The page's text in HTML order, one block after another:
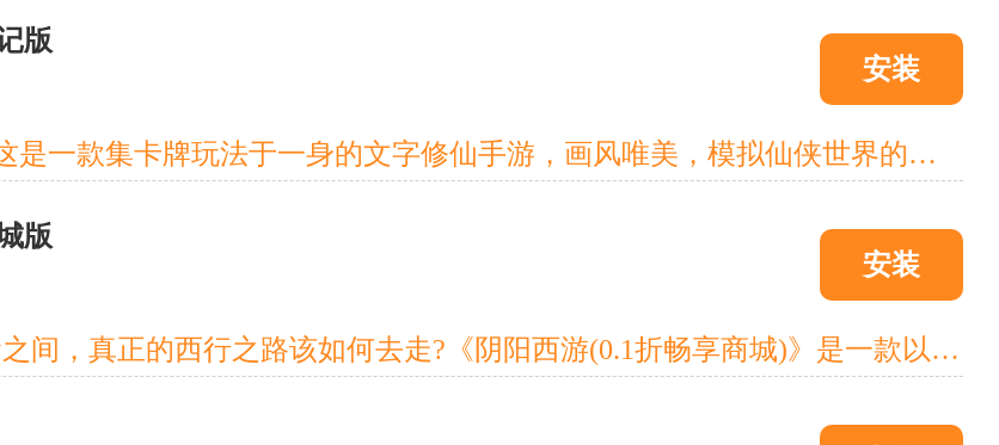
版
安装
《幻刃录(0.1折西游修仙记)》这是一款集卡牌玩法于一身的文字修仙手游，画风唯美，模拟仙侠世界的灵根选择，神通搭配，功法修炼等核心内容，旨在打造一个完整有序的仙侠世界。通过完成各种历练任务，招募各种各样的伙伴，炼制法宝丹药等一些列经典仙侠因素来提升战力，游历修仙世界，最后证道飞升。一念成魔时，逍遥天地间，快来开启你的修仙之途!
版
安装
一念成佛，一念成魔!善恶一念之间，真正的西行之路该如何去走?《阴阳西游(0.1折畅享商城)》是一款以西游为主背景的放置游戏。放置!休闲!玩的开心，是我们最希望你能从我们游戏中获得的!因此我们除了大家“喜闻乐见”的各种常规玩法外，还做了boss战玩法，火焰山玩法等充满神秘和趣味的地图玩法等你来体验。